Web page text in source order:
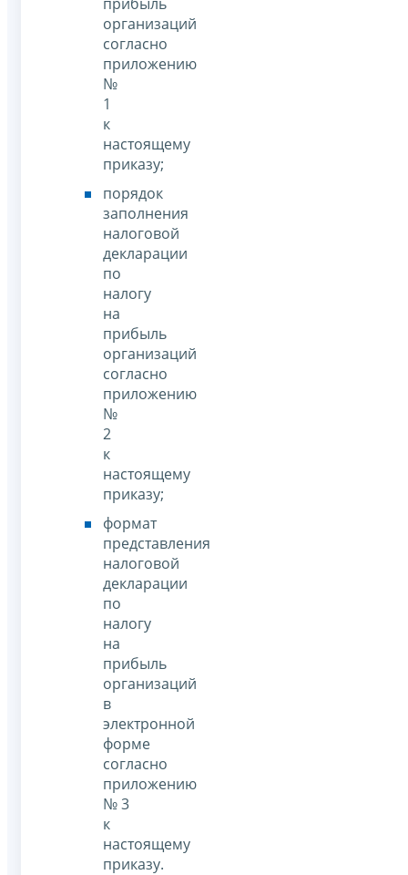
организаций
согласно
приложению
№
1
к
настоящему
приказу;
порядок
заполнения
налоговой
декларации
по
налогу
на
прибыль
организаций
согласно
приложению
№
2
к
настоящему
приказу;
формат
представления
налоговой
декларации
по
налогу
на
прибыль
организаций
в
электронной
форме
согласно
приложению
№ 3
к
настоящему
приказу.